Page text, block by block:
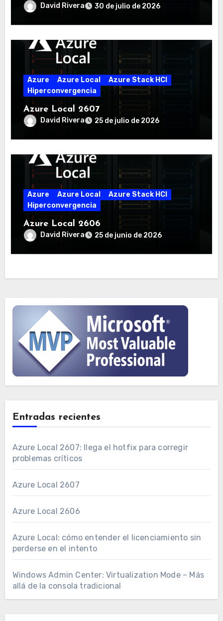
David Rivera 30 de julio de 2026
Azure Azure Local
Azure Stack HCI
Hiperconvergencia
Azure Local 2607
David Rivera 25 de julio de 2026
Azure Azure Local
Azure Stack HCI
Hiperconvergencia
Azure Local 2606
David Rivera 25 de junio de 2026
Entradas recientes
Azure Local 2607: llega el hotfix para corregir
problemas críticos
Azure Local 2607
Azure Local 2606
Azure Local: cómo entender el licenciamiento sin
perderse en el intento
Windows Admin Center: Virtualization Mode – Más
allá de la consola tradicional